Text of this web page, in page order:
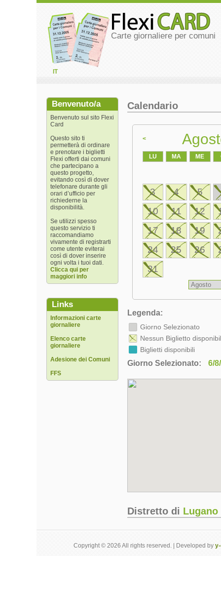
Carte giornaliere per comuni
IT
Benvenuto/a
Benvenuto sul sito Flexi
Card
Questo sito ti
permetterà di ordinare
e prenotare i biglietti
Flexi offerti dai comuni
che partecipano a
questo progetto,
evitando così di dover
telefonare durante gli
orari d’ufficio per
richiederne la
disponibilità.
Se utilizzi spesso
questo servizio ti
raccomandiamo
vivamente di registrarti
come utente eviterai
così di dover inserire
ogni volta i tuoi dati.
Clicca qui per
maggiori info
Links
Informazioni carte
giornaliere
Elenco carte
giornaliere
Adesione dei Comuni
FFS
Calendario
<
LU MA ME
3 4 5
10
11 12
17
18 19
24
25 26
31
Legenda:
Giorno Selezionato
Nessun Biglietto
Biglietti disponibili
Giorno Selezionato: 6/
Distretto di Lugano
Copyright © 2026 All rights reserved. | Developed by